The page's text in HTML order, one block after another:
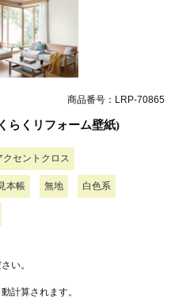
商品番号：LRP-70865
らくリフォーム壁紙)
クセントクロス
本帳 無地 白色系
い。
計算されます。